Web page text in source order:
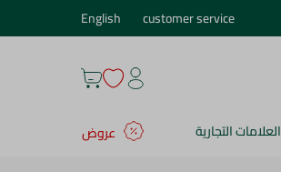
customer service
English
العلامات التجارية
عروض